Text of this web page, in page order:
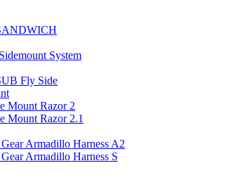
System
Fly Side
Mount Razor 2
Mount Razor 2.1
Armadillo Harness A2
Armadillo Harness S